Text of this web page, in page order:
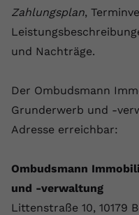
Zahlungsplan,
und Nachträge.
Der Ombudsmann
Grunderwerb und -
Adresse erreichbar:
Ombudsmann
und -verwaltung
Littenstraße 10, 10179